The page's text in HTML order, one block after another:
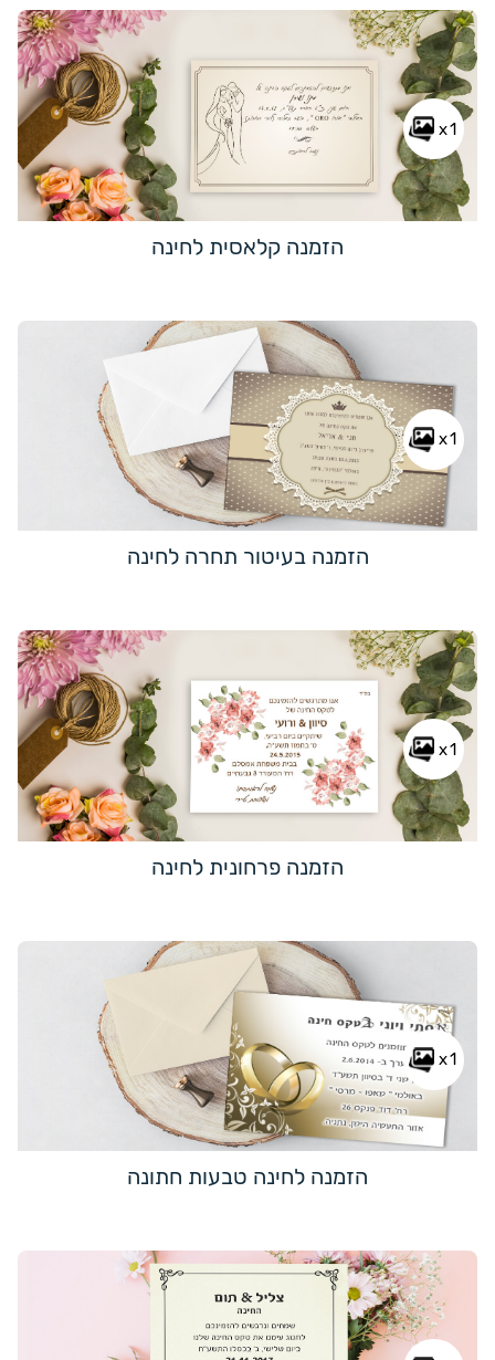
x1
הזמנה קלאסית לחינה
x1
הזמנה בעיטור תחרה לחינה
x1
הזמנה פרחונית לחינה
x1
הזמנה לחינה טבעות חתונה